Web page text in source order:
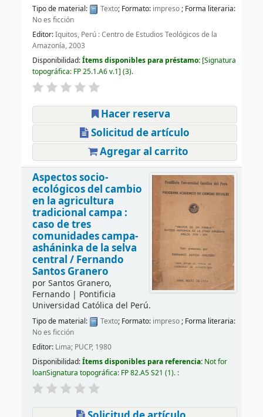
Tipo de material: Texto; Formato: impreso; Forma literaria:
No es ficción
Editor:Iquitos, Perú : Centro de Estudios Teológicos de la
Amazonía, 2003
Disponibilidad:Ítems disponibles para préstamo: Signatura
topográfica: FP 25.1.A6 v.1 (3).
Hacer reserva
Solicitud de artículo
Agregar al carrito
Aspectos socio-
ecológicos del cambio
en la agricultura
tradicional campa :
caso de tres
comunidades campa-
asháninka de la selva
central / Fernando
Santos Granero
porSantos Granero,
Fernando| Pontificia
Universidad Católica del Perú.
Tipo de material: Texto; Formato: impreso; Forma literaria:
No es ficción
Editor: Lima; PUCP, 1980
Disponibilidad:Ítems disponibles para referencia: Not for
loanSignatura topográfica: FP 82.A5 S21 (1). :